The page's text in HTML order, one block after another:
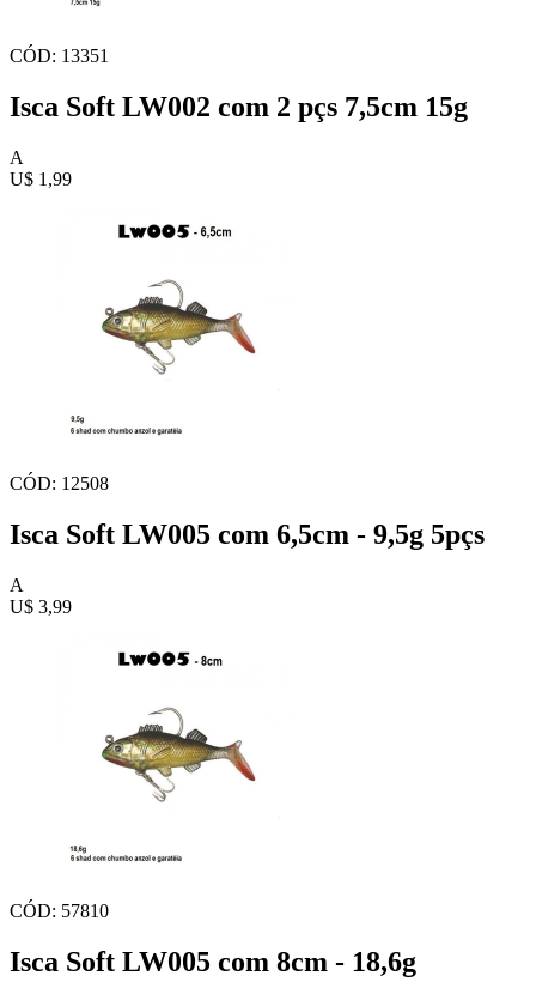
CÓD: 13351
Isca Soft LW002 com 2 pçs 7,5cm 15g
A
U$ 1,99
CÓD: 12508
Isca Soft LW005 com 6,5cm - 9,5g 5pçs
A
U$ 3,99
CÓD: 57810
Isca Soft LW005 com 8cm - 18,6g